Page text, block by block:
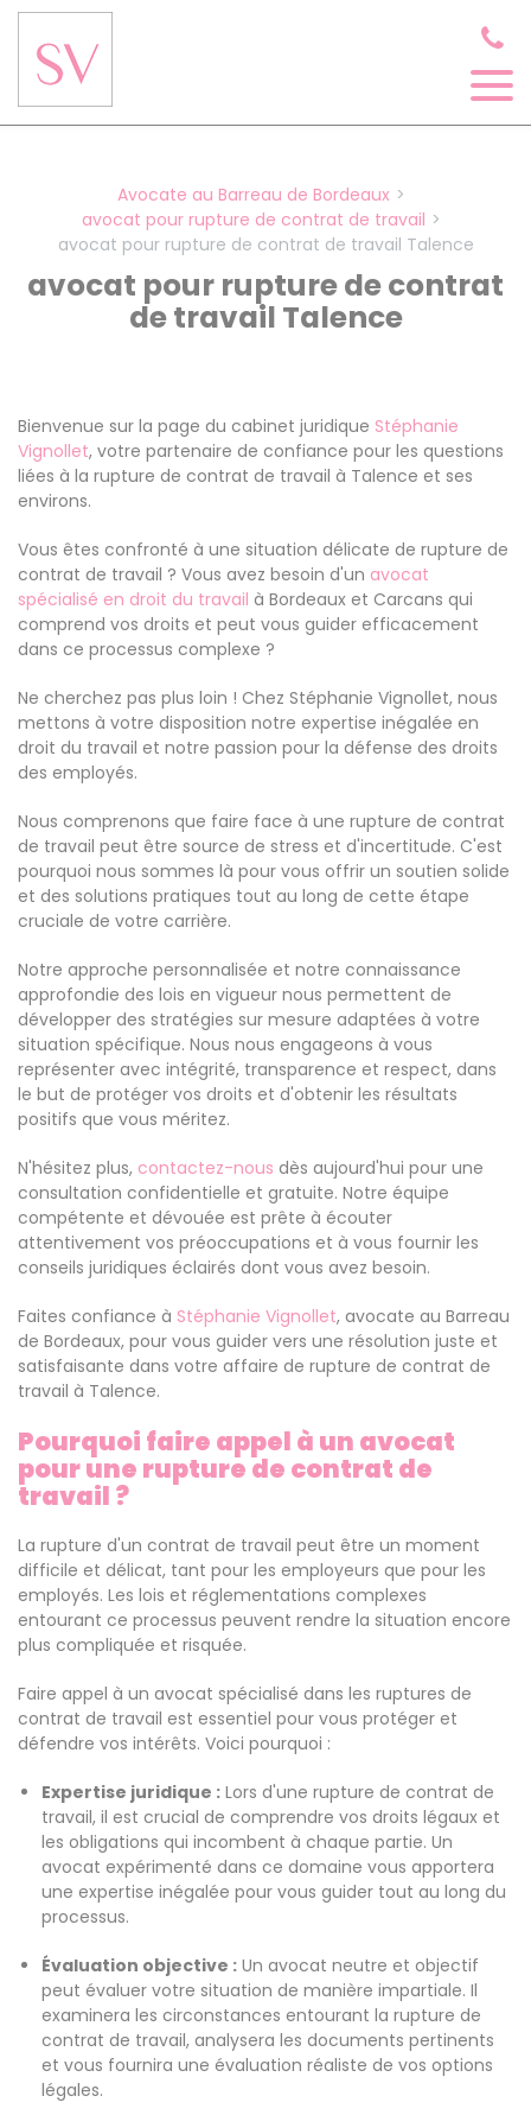
Avocate au Barreau de Bordeaux
avocat pour rupture de contrat de travail
avocat pour rupture de contrat de travail Talence
avocat pour rupture de contrat
de travail Talence
Bienvenue sur la page du cabinet juridique Stéphanie
Vignollet, votre partenaire de confiance pour les questions
liées à la rupture de contrat de travail à Talence et ses
environs.
Vous êtes confronté à une situation délicate de rupture de
contrat de travail ? Vous avez besoin d'un avocat
spécialisé en droit du travail à Bordeaux et Carcans qui
comprend vos droits et peut vous guider efficacement
dans ce processus complexe ?
Ne cherchez pas plus loin ! Chez Stéphanie Vignollet, nous
mettons à votre disposition notre expertise inégalée en
droit du travail et notre passion pour la défense des droits
des employés.
Nous comprenons que faire face à une rupture de contrat
de travail peut être source de stress et d'incertitude. C'est
pourquoi nous sommes là pour vous offrir un soutien solide
et des solutions pratiques tout au long de cette étape
cruciale de votre carrière.
Notre approche personnalisée et notre connaissance
approfondie des lois en vigueur nous permettent de
développer des stratégies sur mesure adaptées à votre
situation spécifique. Nous nous engageons à vous
représenter avec intégrité, transparence et respect, dans
le but de protéger vos droits et d'obtenir les résultats
positifs que vous méritez.
N'hésitez plus, contactez-nous dès aujourd'hui pour une
consultation confidentielle et gratuite. Notre équipe
compétente et dévouée est prête à écouter
attentivement vos préoccupations et à vous fournir les
conseils juridiques éclairés dont vous avez besoin.
Faites confiance à Stéphanie Vignollet, avocate au Barreau
de Bordeaux, pour vous guider vers une résolution juste et
satisfaisante dans votre affaire de rupture de contrat de
travail à Talence.
Pourquoi faire appel à un avocat
pour une rupture de contrat de
travail ?
La rupture d'un contrat de travail peut être un moment
difficile et délicat, tant pour les employeurs que pour les
employés. Les lois et réglementations complexes
entourant ce processus peuvent rendre la situation encore
plus compliquée et risquée.
Faire appel à un avocat spécialisé dans les ruptures de
contrat de travail est essentiel pour vous protéger et
défendre vos intérêts. Voici pourquoi :
Expertise juridique : Lors d'une rupture de contrat de
travail, il est crucial de comprendre vos droits légaux et
les obligations qui incombent à chaque partie. Un
avocat expérimenté dans ce domaine vous apportera
une expertise inégalée pour vous guider tout au long du
processus.
Évaluation objective : Un avocat neutre et objectif
peut évaluer votre situation de manière impartiale. Il
examinera les circonstances entourant la rupture de
contrat de travail, analysera les documents pertinents
et vous fournira une évaluation réaliste de vos options
légales.
Panneau de gestion des cookies